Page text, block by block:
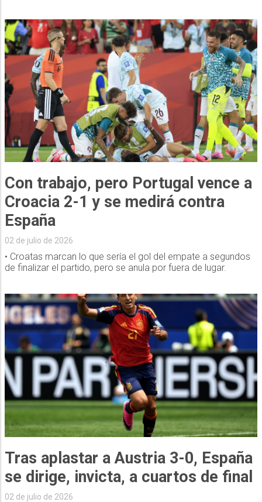
Con trabajo, pero Portugal vence a
Croacia 2-1 y se medirá contra
España
02 de julio de 2026
• Croatas marcan lo que sería el gol del empate a segundos
de finalizar el partido, pero se anula por fuera de lugar.
Tras aplastar a Austria 3-0, España
se dirige, invicta, a cuartos de final
02 de julio de 2026